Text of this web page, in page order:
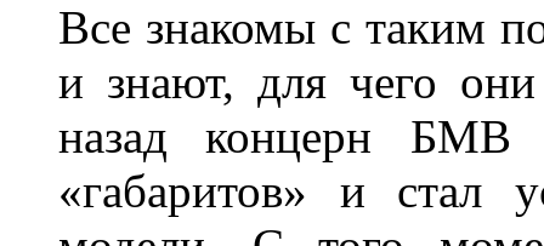
Все знакомы с таким
и знают, для чего
назад концерн БМВ
«габаритов» и стал